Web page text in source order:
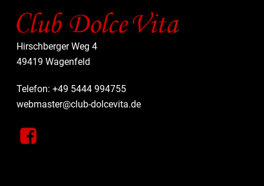
Hirschberger Weg 4
49419 Wagenfeld
Telefon: +49 5444 994755
webmaster@club-dolcevita.de